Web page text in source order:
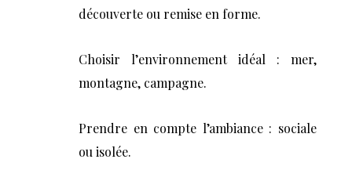
découverte ou remise en forme.
Choisir l’environnement idéal : mer,
montagne, campagne.
Prendre en compte l’ambiance : sociale
ou isolée.